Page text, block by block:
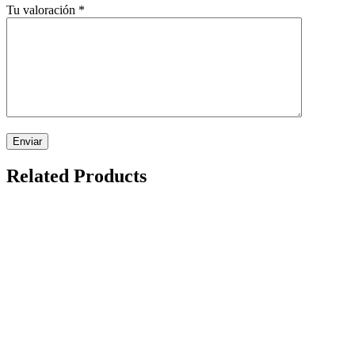
Tu valoración *
Related Products